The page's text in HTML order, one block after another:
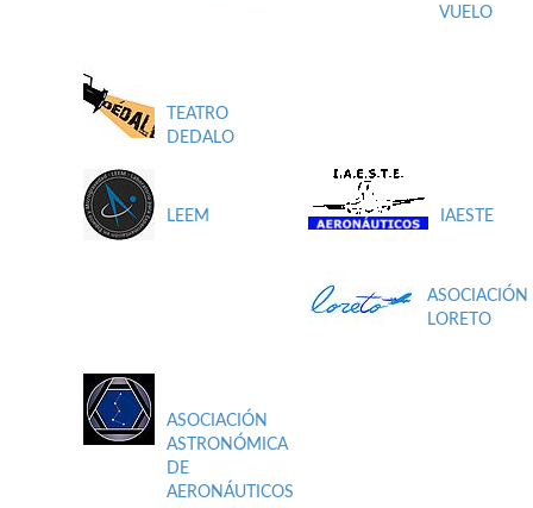
VUELO
TEATRO
DEDALO
LEEM IAESTE
ASOCIACIÓN
LORETO
ASOCIACIÓN
ASTRONÓMICA
DE
AERONÁUTICOS